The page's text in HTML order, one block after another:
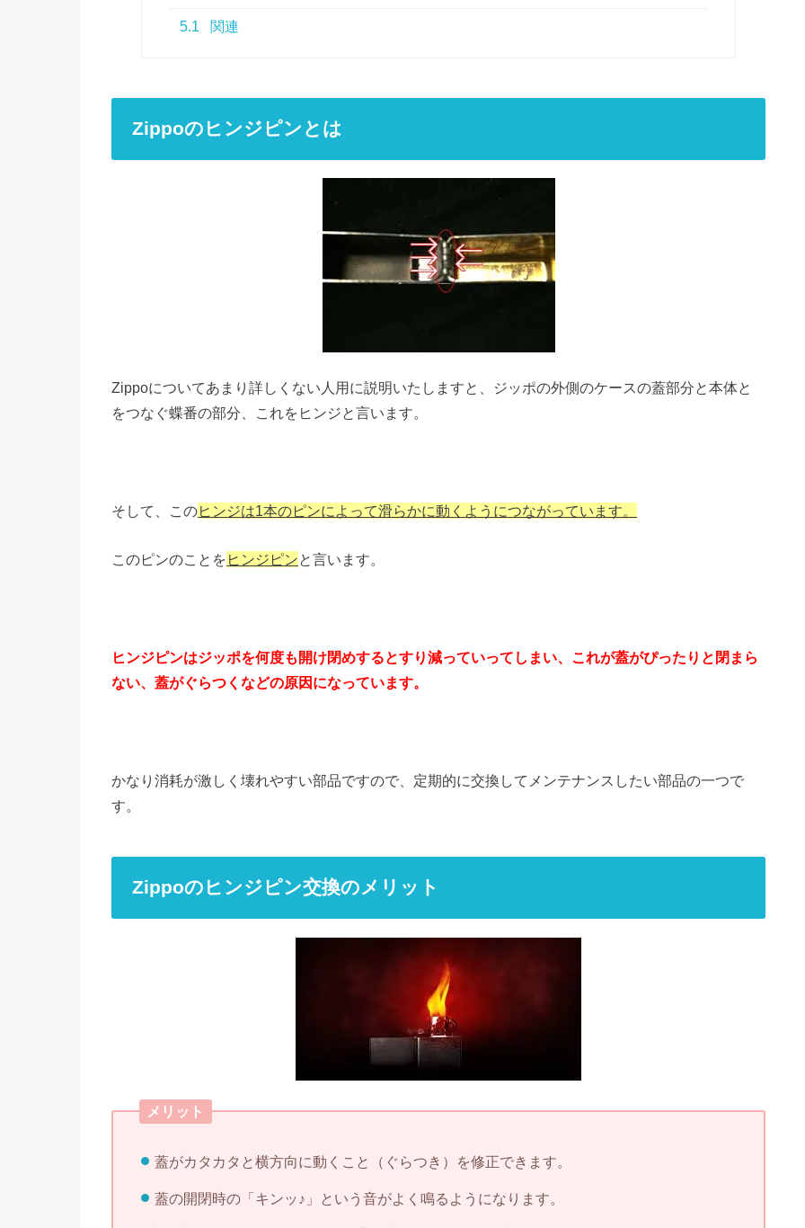
5.1 関連
Zippoのヒンジピンとは
Zippoについてあまり詳しくない人用に説明いたしますと、ジッポの外側のケースの蓋部分と本体と
をつなぐ蝶番の部分、これをヒンジと言います。
そして、このヒンジは1本のピンによって滑らかに動くようにつながっています。
このピンのことを ヒンジピンと言います。
ヒンジピンはジッポを何度も開け閉めするとすり減っていってしまい、これが蓋がぴったりと閉まら
ない、蓋がぐらつくなどの原因になっています。
かなり消耗が激しく壊れやすい部品ですので、定期的に交換してメンテナンスしたい部品の一つで
す。
Zippoのヒンジピン交換のメリット
メリット
蓋がカタカタと横方向に動くこと（ぐらつき）を修正できます。
蓋の開閉時の「キンッ♪」という音がよく鳴るようになります。